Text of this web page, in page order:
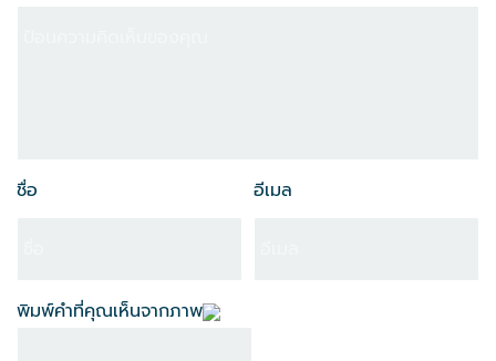
ชื่อ อีเมล
พิมพ์คำที่คุณเห็นจากภาพ